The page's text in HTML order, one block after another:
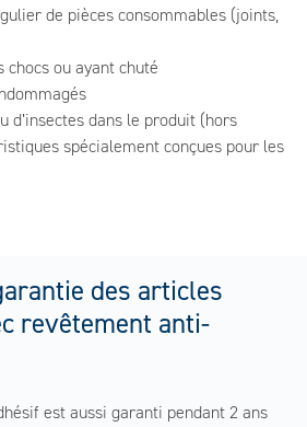
de pièces consommables (joints,
chocs ou ayant chuté
d’insectes dans le produit (hors
spécialement conçues pour les
des articles
revêtement anti-
est aussi garanti pendant 2 ans